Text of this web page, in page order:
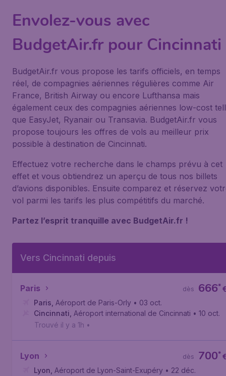
Envolez-vous avec
BudgetAir.fr pour Cincinnati
BudgetAir.fr vous propose les tarifs officiels, en temps
réel, de compagnies aériennes régulières comme Air
France, British Airway ou encore Lufthansa mais
également ceux des compagnies aériennes low-cost
que EasyJet, Ryanair ou Transavia. BudgetAir.fr vous
propose toujours les offres de vols au meilleur prix
possible à destination de Cincinnati.
Effectuez votre recherche dans le champs prévu à cet
effet et vous obtiendrez un aperçu de tous nos billets
d’avions disponibles. Ensuite comparez et réservez
vol parmi les tarifs les plus compétitifs du marché.
Partez l’esprit tranquille avec BudgetAir.fr !
Vers Cincinnati depuis
Paris 666*
dès
Paris Aéroport de Paris-Orly • 03 oct.
Cincinnati Aéroport international de Cincinnati • 10 oct.
Trouvé il y a 1h •
Lyon 700*
dès
Lyon Aéroport de Lyon-Saint-Exupéry • 22 déc.